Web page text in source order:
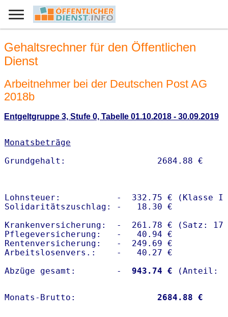
Gehaltsrechner für den Öffentlichen
Dienst
Arbeitnehmer bei der Deutschen Post AG
2018b
Entgeltgruppe 3, Stufe 0, Tabelle 01.10.2018 - 30.09.2019
Monatsbeträge
Lohnsteuer:           -  332.75 € (Klasse I)
Solidaritätszuschlag: -   18.30 €
Krankenversicherung:  -  261.78 € (Satz:
Pflegeversicherung:   -   40.94 €
Rentenversicherung:   -  249.69 €
Arbeitslosenvers.:    -   40.27 €
Abzüge gesamt:        -
  943.74 €
Monats-Brutto: 2684.88 €